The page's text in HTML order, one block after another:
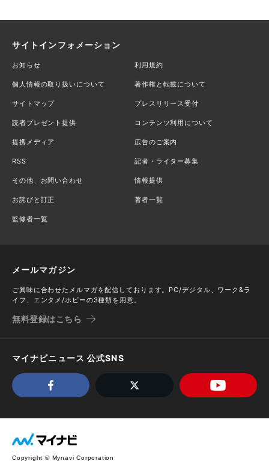
サイトインフォメーション
お知らせ 利用規約
個人情報の取り扱いについて 著作権と転載について
サイトマップ プレスリリース受付
読者プレゼント提供 コンテンツ利用について
提携メディア 広告のご案内
RSS 記者・ライター募集
その他、お問い合わせ 情報提供
お詫びと訂正 著者一覧
監修者一覧
メールマガジン
ご興味に合わせたメルマガを配信しております。PC/デジタル、ワーク&ラ
イフ、エンタメ/ホビーの3種類を用意。
無料登録はこちら
マイナビニュース 公式SNS
Copyright © Mynavi Corporation